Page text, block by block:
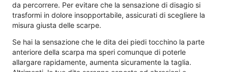
da percorrere. Per evitare che la sensazione di disagio si
trasformi in dolore insopportabile, assicurati di scegliere la
misura giusta delle scarpe.
Se hai la sensazione che le dita dei piedi tocchino la parte
anteriore della scarpa ma speri comunque di poterle
allargare rapidamente, aumenta sicuramente la taglia.